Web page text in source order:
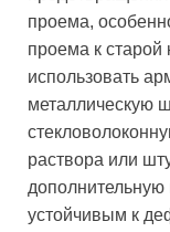
проема,
проема к старой
использовать
металлическую
раствора или
дополнительную
устойчивым к